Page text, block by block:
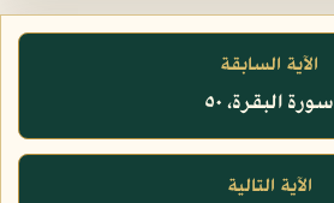
الآية السابقة
سورة البقرة، ٥٠
الآية التالية